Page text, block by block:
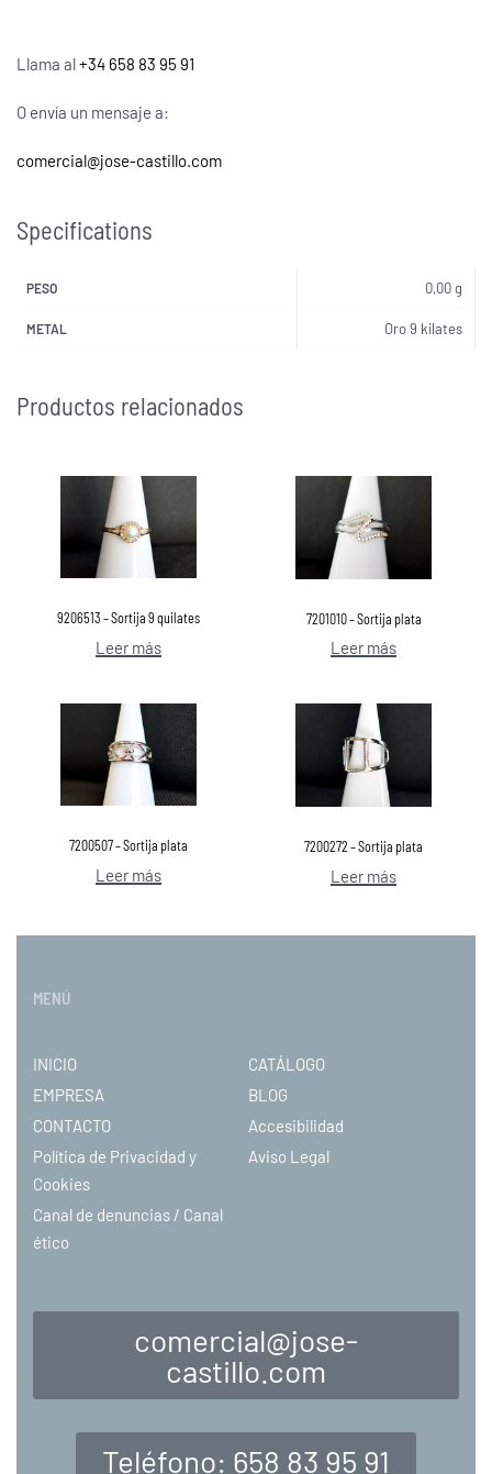
Llama al+34 658 83 95 91
O envía un mensaje a:
comercial@jose-castillo.com
Specifications
PESO 0,00 g
METAL Oro 9 kilates
Productos relacionados
9206513 – Sortija 9 quilates
Leer más
7201010 – Sortija plata
Leer más
7200507 – Sortija plata
Leer más
7200272 – Sortija plata
Leer más
MENÚ
INICIO
CATÁLOGO
EMPRESA
BLOG
CONTACTO
Accesibilidad
Política de Privacidad y
Cookies
Aviso Legal
Canal de denuncias / Canal
ético
comercial@jose-
castillo.com
Teléfono: 658 83 95 91